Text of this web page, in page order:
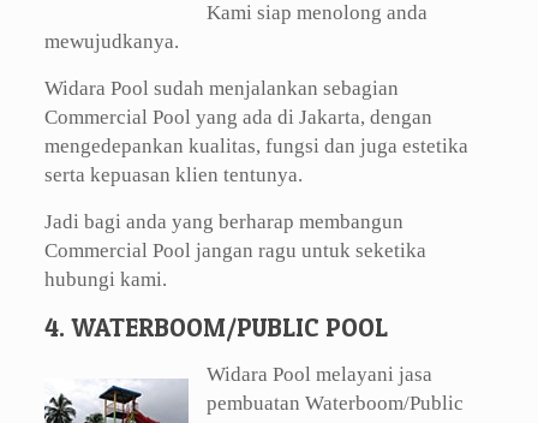
Kami siap menolong anda
mewujudkanya.
Widara Pool sudah menjalankan sebagian
Commercial Pool yang ada di Jakarta, dengan
mengedepankan kualitas, fungsi dan juga estetika
serta kepuasan klien tentunya.
Jadi bagi anda yang berharap membangun
Commercial Pool jangan ragu untuk seketika
hubungi kami.
4. WATERBOOM/PUBLIC POOL
Widara Pool melayani jasa
pembuatan Waterboom/Public